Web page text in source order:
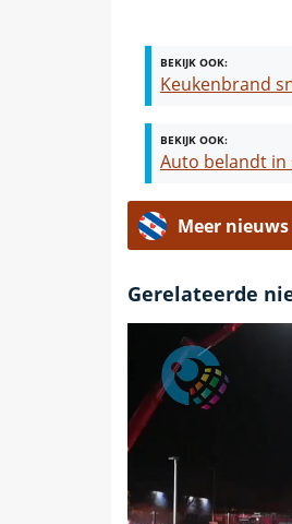
BEKIJK OOK:
Keukenbrand
BEKIJK OOK:
Auto belandt in
Meer
Gerelateerde